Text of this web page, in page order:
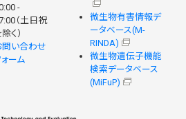
-
（土日祝
く）
問い合わせ
ーム
微生物有害情報デ
ータベース(M-
RINDA)
微生物遺伝子機能
検索データベース
(MiFuP)